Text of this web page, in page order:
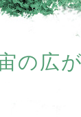
の広